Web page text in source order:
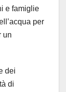
e famiglie
per
un
dei
di